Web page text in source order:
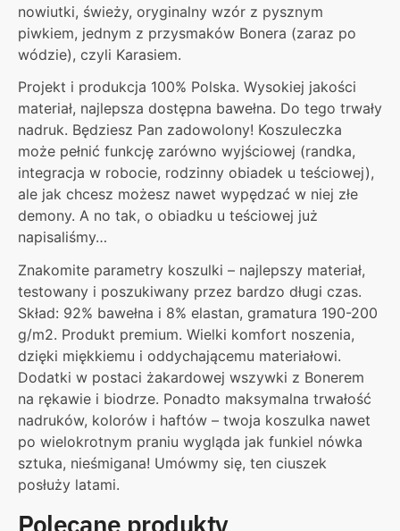
nowiutki, świeży, oryginalny wzór z pysznym
piwkiem, jednym z przysmaków Bonera (zaraz po
wódzie), czyli Karasiem.
Projekt i produkcja 100% Polska. Wysokiej jakości
materiał, najlepsza dostępna bawełna. Do tego trwały
nadruk. Będziesz Pan zadowolony! Koszuleczka
może pełnić funkcję zarówno wyjściowej (randka,
integracja w robocie, rodzinny obiadek u teściowej),
ale jak chcesz możesz nawet wypędzać w niej złe
demony. A no tak, o obiadku u teściowej już
napisaliśmy…
Znakomite parametry koszulki – najlepszy materiał,
testowany i poszukiwany przez bardzo długi czas.
Skład: 92% bawełna i 8% elastan, gramatura 190-200
g/m2. Produkt premium. Wielki komfort noszenia,
dzięki miękkiemu i oddychającemu materiałowi.
Dodatki w postaci żakardowej wszywki z Bonerem
na rękawie i biodrze. Ponadto maksymalna trwałość
nadruków, kolorów i haftów – twoja koszulka nawet
po wielokrotnym praniu wygląda jak funkiel nówka
sztuka, nieśmigana! Umówmy się, ten ciuszek
posłuży latami.
Polecane produkty